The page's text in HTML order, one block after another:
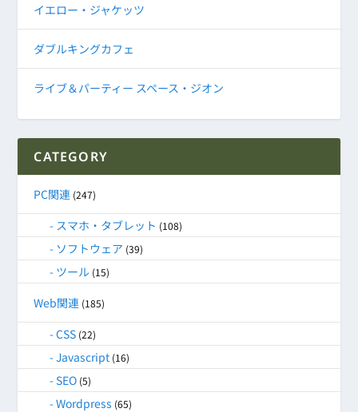
イエロー・ジャケッツ
ダブルキングカフェ
ライブ＆パーティー スペース・ジオン
CATEGORY
PC関連 (247)
スマホ・タブレット (108)
ソフトウェア (39)
ツール (15)
Web関連 (185)
CSS (22)
Javascript (16)
SEO (5)
Wordpress (65)